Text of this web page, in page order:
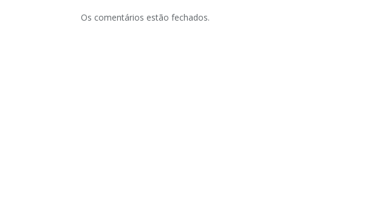
Os comentários estão fechados.